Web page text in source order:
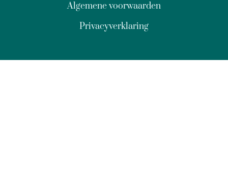
Privacyverklaring
Algemene voorwaarden